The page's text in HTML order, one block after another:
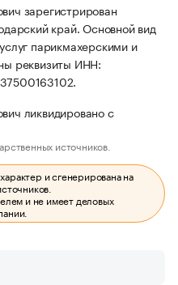
зарегистрирован
край. Основной вид
парикмахерскими и
реквизиты ИНН:
ликвидировано с
источников.
и сгенерирована на
и не имеет деловых